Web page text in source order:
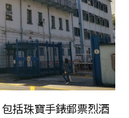
括珠寶手錶郵票烈酒